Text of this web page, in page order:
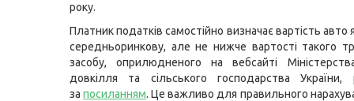
року.
Платник податків самостійно визначає вартість авто
середньоринкову, але не нижче вартості такого
засобу, оприлюдненого на вебсайті
довкілля та сільського господарства України,
запосиланням. Це важливо для правильного